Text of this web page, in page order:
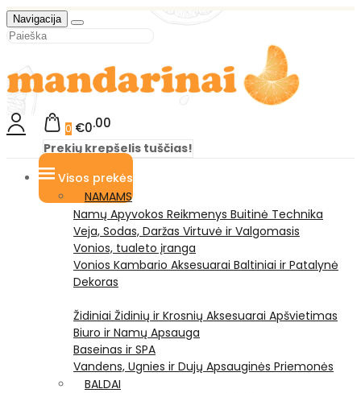
Navigacija
0 €0 00
Prekių krepšelis tuščias!
Visos prekės
NAMAMS
Namų Apyvokos Reikmenys Buitinė Technika
Veja, Sodas, Daržas Virtuvė ir Valgomasis
Vonios, tualeto įranga
Vonios Kambario Aksesuarai Baltiniai ir Patalynė
Dekoras
Židiniai Židinių ir Krosnių Aksesuarai Apšvietimas
Biuro ir Namų Apsauga
Baseinas ir SPA
Vandens, Ugnies ir Dujų Apsauginės Priemonės
BALDAI